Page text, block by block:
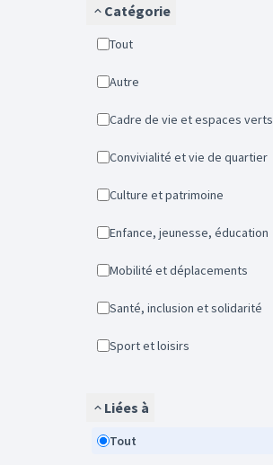
Catégorie
Tout
Autre
Cadre de vie et espaces verts
Convivialité et vie de quartier
Culture et patrimoine
Enfance, jeunesse, éducation
Mobilité et déplacements
Santé, inclusion et solidarité
Sport et loisirs
Liées à
Tout